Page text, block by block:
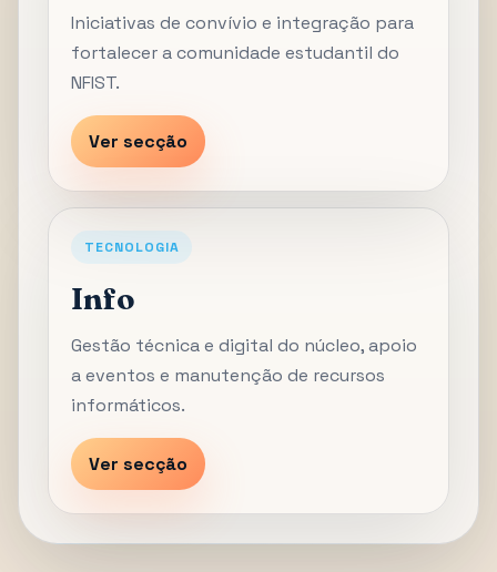
Iniciativas de convívio e integração para
fortalecer a comunidade estudantil do
NFIST.
Ver secção
TECNOLOGIA
Info
Gestão técnica e digital do núcleo, apoio
a eventos e manutenção de recursos
informáticos.
Ver secção